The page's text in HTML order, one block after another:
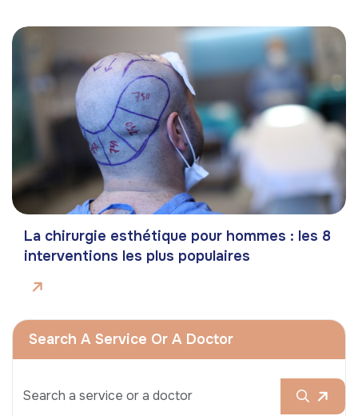
La chirurgie esthétique pour hommes : les 8
interventions les plus populaires
Search A Service Or A Doctor